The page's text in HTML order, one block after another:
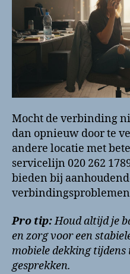
Mocht de verbinding
dan opnieuw door te
andere locatie met
servicelijn 020 262
bieden bij
Pro tip:Houd altijd je
en zorg voor een
mobiele dekking
gesprekken.